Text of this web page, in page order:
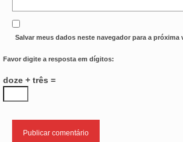
Salvar meus dados neste navegador para a próxima
Favor digite a resposta em dígitos:
doze + três =